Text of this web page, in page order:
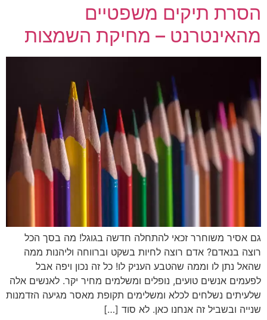
הסרת תיקים משפטיים
מהאינטרנט – מחיקת השמצות
גם אסיר משוחרר זכאי להתחלה חדשה בגוגל! מה בסך הכל
רוצה בנאדם? אדם רוצה לחיות בשקט וברווחה וליהנות ממה
שהאל נתן לו וממה שהטבע העניק לו! כל זה נכון ויפה אבל
לפעמים אנשים טועים, נופלים ומשלמים מחיר יקר. לאנשים אלה
שלעיתים נשלחים לכלא ומשלימים תקופת מאסר מגיעה הזדמנות
שנייה ובשביל זה אנחנו כאן. לא סוד […]